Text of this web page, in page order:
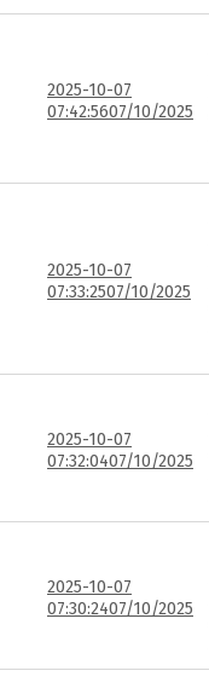
2025-10-07
07:42:5607/10/2025
2025-10-07
07:33:2507/10/2025
2025-10-07
07:32:0407/10/2025
2025-10-07
07:30:2407/10/2025